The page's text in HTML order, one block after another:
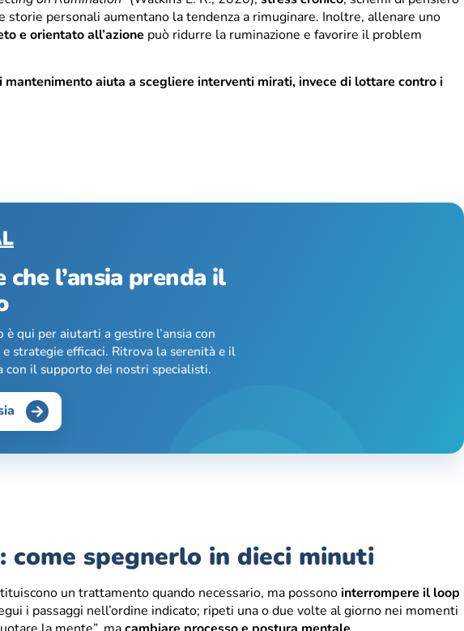
storie personali aumentano la tendenza a rimuginare. Inoltre, allenare uno
e orientato all’azione può ridurre la ruminazione e favorire il problem
mantenimento aiuta a scegliere interventi mirati, invece di lottare contro i
che l’ansia prenda il
qui per aiutarti a gestire l’ansia con
strategie efficaci. Ritrova la serenità e il
il supporto dei nostri specialisti.
come spegnerlo in dieci minuti
un trattamento quando necessario, ma possonointerrompere il loop
i passaggi nell’ordine indicato; ripeti una o due volte al giorno nei momenti